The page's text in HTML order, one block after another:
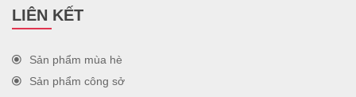
LIÊN KẾT
Sản phẩm mùa hè
Sản phẩm công sở